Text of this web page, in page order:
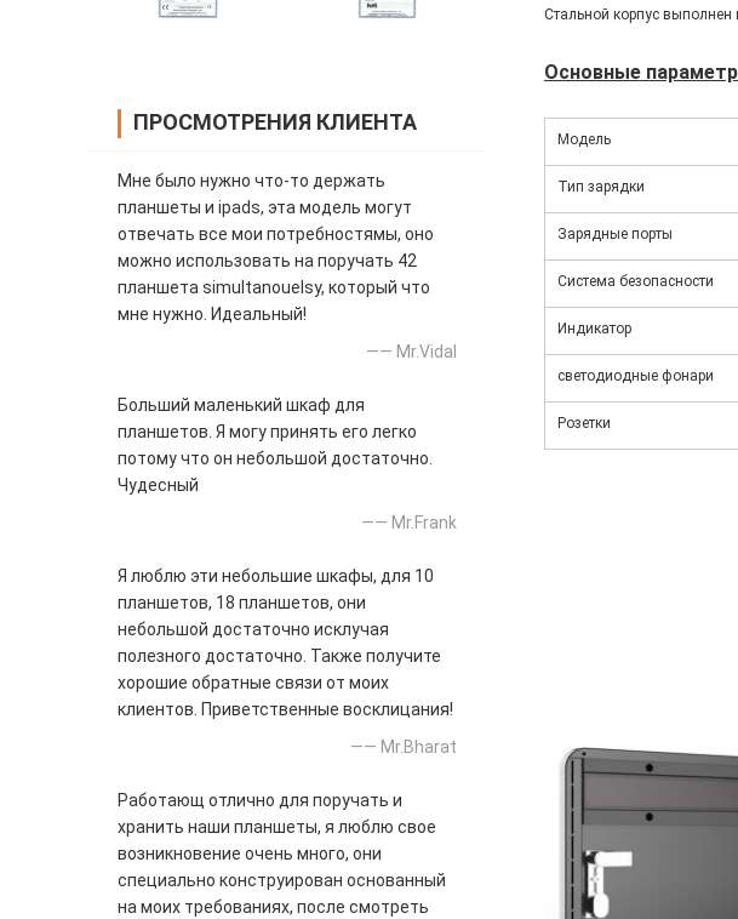
ПРОСМОТРЕНИЯ КЛИЕНТА
Мне было нужно что-то держать
планшеты и ipads, эта модель могут
отвечать все мои потребностямы, оно
можно использовать на поручать 42
планшета simultanouelsy, который что
мне нужно. Идеальный!
—— Mr.Vidal
Больший маленький шкаф для
планшетов. Я могу принять его легко
потому что он небольшой достаточно.
Чудесный
—— Mr.Frank
Я люблю эти небольшие шкафы, для 10
планшетов, 18 планшетов, они
небольшой достаточно исклучая
полезного достаточно. Также получите
хорошие обратные связи от моих
клиентов. Приветственные восклицания!
—— Mr.Bharat
Работающ отлично для поручать и
хранить наши планшеты, я люблю свое
возникновение очень много, они
специально конструирован основанный
на моих требованиях, после смотреть
Стальной корпус
Основные
Модель
Тип зарядки
Зарядные порты
Система безопасности
Индикатор
светодиодные фонари
Розетки